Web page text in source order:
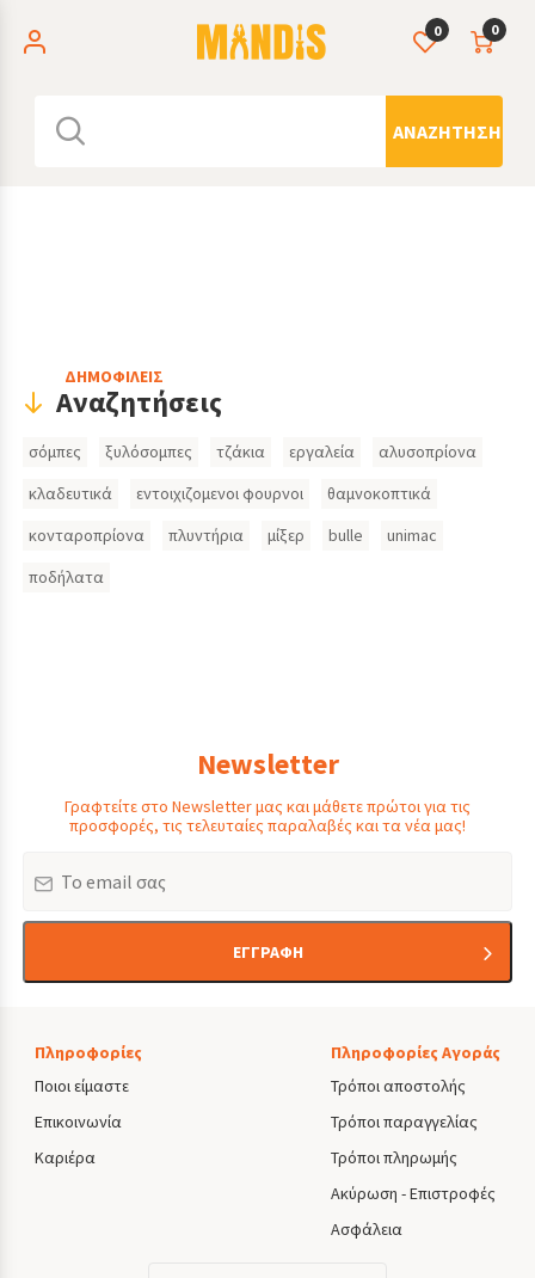
0
ΑΝΑΖΉΤΗΣΗ
0
HeaderΔΗΜΟΦΙΛΕΙΣ
Αναζητήσεις
Search
σόμπες ξυλόσομπες τζάκια εργαλεία
αλυσοπρίονα
κλαδευτικά
εντοιχιζομενοι φουρνοι
θαμνοκοπτικά
κονταροπρίονα
πλυντήρια μίξερ bulle
unimac
ποδήλατα
Newsletter
Γραφτείτε στο Newsletter μας και μάθετε πρώτοι για τις
προσφορές, τις τελευταίες παραλαβές και τα νέα μας!
ΕΓΓΡΑΦΗ
Πληροφορίες
Ποιοι είμαστε
Επικοινωνία
Καριέρα
Πληροφορίες Αγοράς
Τρόποι αποστολής
Τρόποι παραγγελίας
Τρόποι πληρωμής
Ακύρωση - Επιστροφές
Ασφάλεια